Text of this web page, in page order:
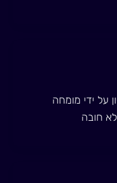
על ידי מומחה
חובה